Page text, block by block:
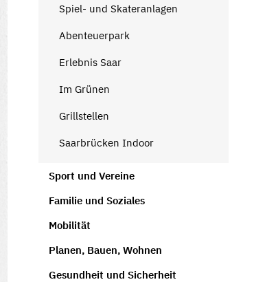
Spiel- und Skateranlagen
Abenteuerpark
Erlebnis Saar
Im Grünen
Grillstellen
Saarbrücken Indoor
Sport und Vereine
Familie und Soziales
Mobilität
Planen, Bauen, Wohnen
Gesundheit und Sicherheit